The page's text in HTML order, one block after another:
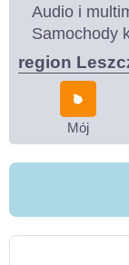
Audio i
Samochody
region
Mój